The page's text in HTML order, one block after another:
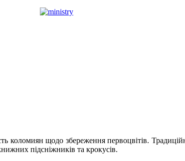
щодо збереження первоцвітів.
підсніжників та крокусів.